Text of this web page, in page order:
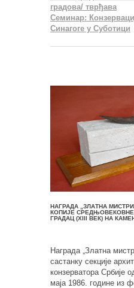
градова/ тврђава
Семинар:
Синагоге у Суботици
НАГРАДА „ЗЛАТНА
КОПИЈЕ
ГРАДАЦ (XIII ВЕК) НА
Награда „Златна
састанку секције
конзерватора Србије
маја 1986. године из